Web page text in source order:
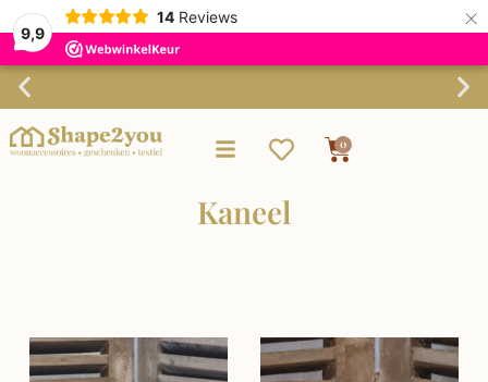
9,9
14 Reviews ×
Verzending binnen 3-4 werkdagen
0
Kaneel